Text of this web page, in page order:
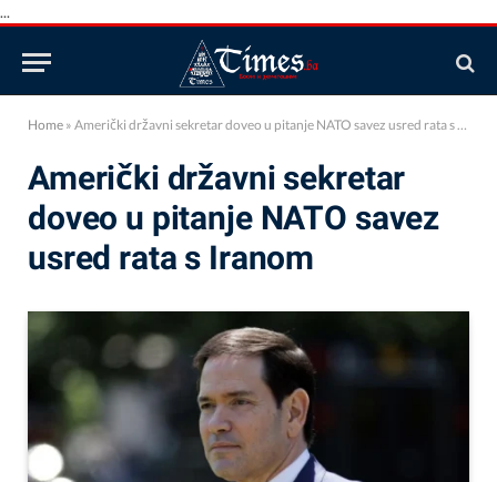
...
Home » Američki državni sekretar doveo u pitanje NATO savez usred rata s Iranom
Američki državni sekretar
doveo u pitanje NATO savez
usred rata s Iranom